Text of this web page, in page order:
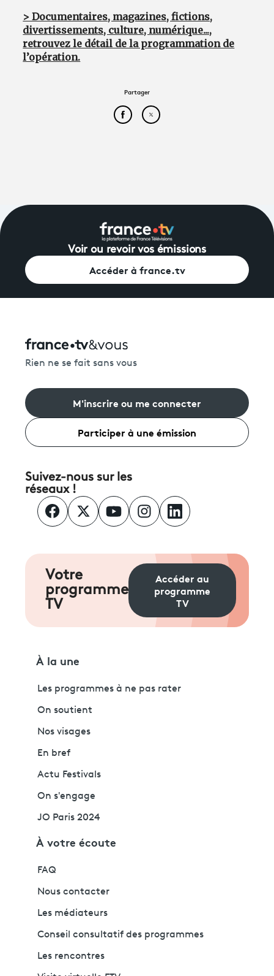
> Documentaires, magazines, fictions,
divertissements, culture, numérique...,
retrouvez le détail de la programmation de
l’opération.
Partager
Partager cet article sur
Partager cet article sur
Voir ou revoir vos émissions
Accéder à france.tv
Rien ne se fait sans vous
M'inscrire ou me connecter
Participer à une émission
Suivez-nous sur les
réseaux !
Votre
programme
TV
Accéder au
programme
TV
À la une
Les programmes à ne pas rater
On soutient
Nos visages
En bref
Actu Festivals
On s'engage
JO Paris 2024
À votre écoute
FAQ
Nous contacter
Les médiateurs
Conseil consultatif des programmes
Les rencontres